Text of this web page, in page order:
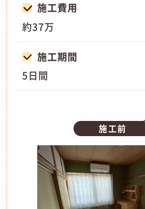
施工費用
約37万
施工期間
5日間
施工前